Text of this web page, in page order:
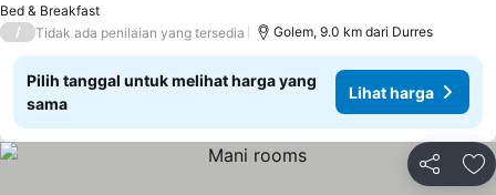
Bed & Breakfast
/ Tidak ada penilaian yang tersedia Golem, 9.0 km dari Durres
Pilih tanggal untuk melihat harga yang
sama
Lihat harga
Bagikan